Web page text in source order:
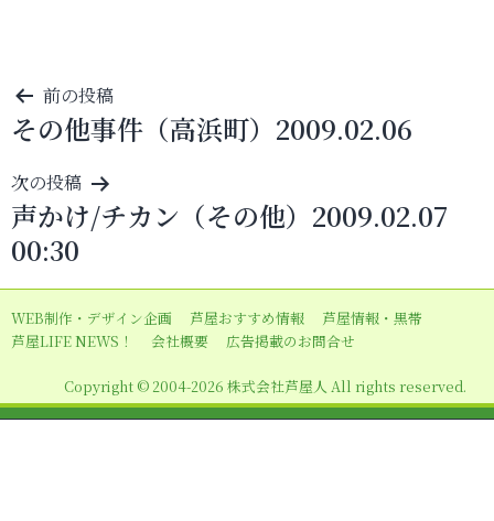
投
稿
ナ
ビ
ゲ
ー
シ
ョ
前の投稿
その他事件（高浜町）2009.02.06
次の投稿
声かけ/チカン（その他）2009.02.07
00:30
WEB制作・デザイン企画 芦屋おすすめ情報
芦屋情報・黒帯
芦屋LIFE NEWS！
会社概要 広告掲載のお問合せ
Copyright © 2004-2026 株式会社芦屋人 All rights reserved.